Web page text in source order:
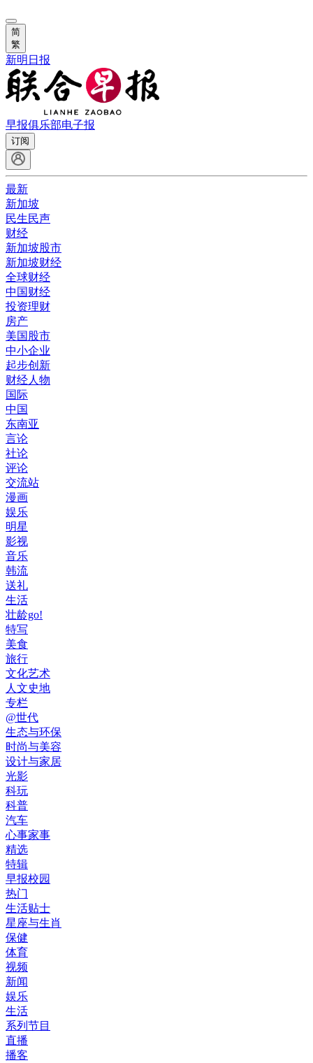
简
繁
新明日报
早报俱乐部电子报
订阅
最新
新加坡
民生民声
财经
新加坡股市
新加坡财经
全球财经
中国财经
投资理财
房产
美国股市
中小企业
起步创新
财经人物
国际
中国
东南亚
言论
社论
评论
交流站
漫画
娱乐
明星
影视
音乐
韩流
送礼
生活
壮龄go!
特写
美食
旅行
文化艺术
人文史地
专栏
@世代
生态与环保
时尚与美容
设计与家居
光影
科玩
科普
汽车
心事家事
精选
特辑
早报校园
热门
生活贴士
星座与生肖
保健
体育
视频
新闻
娱乐
生活
系列节目
直播
播客